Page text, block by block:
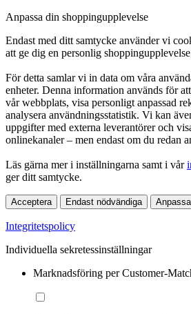
Anpassa din shoppingupplevelse
Endast med ditt samtycke använder vi
att ge dig en personlig
För detta samlar vi in data om våra
enheter. Denna information används för
vår webbplats, visa personligt anpassad
analysera användningsstatistik. Vi kan
uppgifter med externa leverantörer och
onlinekanaler – men endast om du redan
Läs gärna mer i inställningarna samt i vår
ger ditt samtycke.
Acceptera Endast nödvändiga
Integritetspolicy
Individuella sekretessinställningar
Marknadsföring per Customer-